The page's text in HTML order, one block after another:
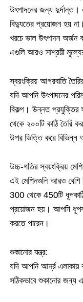
উৎপাদনের জন্য দুর্দান্ত।
বিদ্যুতের প্রয়োজন হয়
খরচে ভাল উৎপাদন অর্জন
এগুলি আরও সাশ্রয়ী
স্বয়ংক্রিয় আগরবাতি
যদি আপনি উৎপাদনের
বিকল্প। উন্নত প্রযুক্তির
থেকে ২০০টি কাঠি তৈরি
উপর ভিত্তি করে বিভিন্ন
উচ্চ-গতির স্বয়ংক্রিয়
এই মেশিনগুলি আরও বেশি
300 থেকে 450টি
প্রয়োজন হয়। আপনি
করতে পারেন।
শুকানোর যন্ত্র:
যদি আপনি আর্দ্র এলাকায়
সঠিকভাবে শুকানোর জন্য